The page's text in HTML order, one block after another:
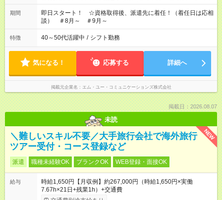
実働7h/休憩1h ※着任10～11営業日は導入研修を 勤務地(1)芝
公園にて実施 以降は選択した勤務地 (1)芝公園 (2)三軒茶屋にて
実施 ◇派遣就業後 週4～5日のシフト制 平日/9:00～17:00 土日
祝/10:00～18:00 実働7h/休憩1h
期間
即日スタート！ ☆資格取得後、派遣先に着任！（着任日は応相
談） ＃8月～ ＃9月～
特徴 40～50代活躍中 / シフト勤務
気になる！ 応募する 詳細へ
掲載元企業名 エム・ユー・コミュニケーションズ株式会社
掲載日：2026.08.07
未読
NEW
＼難しいスキル不要／大手旅行会社で海外旅行
ツアー受付・コース登録など
派遣 職種未経験OK ブランクOK WEB登録・面接OK
給与
時給1,650円【月収例】約267,000円（時給1,650円×実働
7.67h×21日+残業1h）+交通費